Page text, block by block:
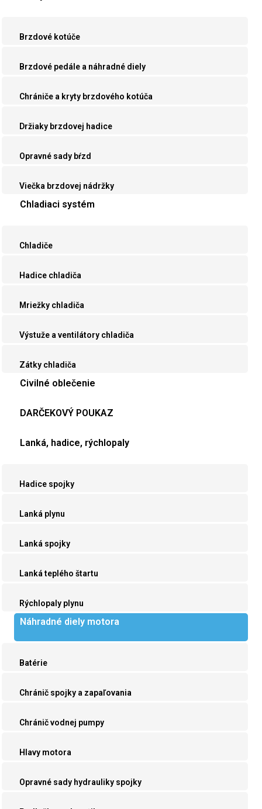
Brzdové kotúče
Brzdové pedále a náhradné diely
Chrániče a kryty brzdového kotúča
Držiaky brzdovej hadice
Opravné sady bŕzd
Viečka brzdovej nádržky
Chladiaci systém
Chladiče
Hadice chladiča
Mriežky chladiča
Výstuže a ventilátory chladiča
Zátky chladiča
Civilné oblečenie
DARČEKOVÝ POUKAZ
Lanká, hadice, rýchlopaly
Hadice spojky
Lanká plynu
Lanká spojky
Lanká teplého štartu
Rýchlopaly plynu
Náhradné diely motora
Batérie
Chránič spojky a zapaľovania
Chránič vodnej pumpy
Hlavy motora
Opravné sady hydrauliky spojky